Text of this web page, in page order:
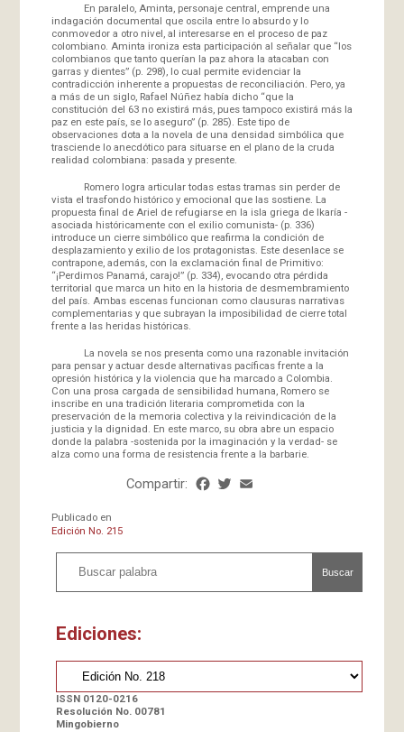
En paralelo, Aminta, personaje central, emprende una
indagación documental que oscila entre lo absurdo y lo
conmovedor a otro nivel, al interesarse en el proceso de paz
colombiano. Aminta ironiza esta participación al señalar que “los
colombianos que tanto querían la paz ahora la atacaban con
garras y dientes” (p. 298), lo cual permite evidenciar la
contradicción inherente a propuestas de reconciliación. Pero, ya
a más de un siglo, Rafael Núñez había dicho “que la
constitución del 63 no existirá más, pues tampoco existirá más la
paz en este país, se lo aseguro” (p. 285). Este tipo de
observaciones dota a la novela de una densidad simbólica que
trasciende lo anecdótico para situarse en el plano de la cruda
realidad colombiana: pasada y presente.
Romero logra articular todas estas tramas sin perder de
vista el trasfondo histórico y emocional que las sostiene. La
propuesta final de Ariel de refugiarse en la isla griega de Ikaría -
asociada históricamente con el exilio comunista- (p. 336)
introduce un cierre simbólico que reafirma la condición de
desplazamiento y exilio de los protagonistas. Este desenlace se
contrapone, además, con la exclamación final de Primitivo:
“¡Perdimos Panamá, carajo!” (p. 334), evocando otra pérdida
territorial que marca un hito en la historia de desmembramiento
del país. Ambas escenas funcionan como clausuras narrativas
complementarias y que subrayan la imposibilidad de cierre total
frente a las heridas históricas.
La novela se nos presenta como una razonable invitación
para pensar y actuar desde alternativas pacíficas frente a la
opresión histórica y la violencia que ha marcado a Colombia.
Con una prosa cargada de sensibilidad humana, Romero se
inscribe en una tradición literaria comprometida con la
preservación de la memoria colectiva y la reivindicación de la
justicia y la dignidad. En este marco, su obra abre un espacio
donde la palabra -sostenida por la imaginación y la verdad- se
alza como una forma de resistencia frente a la barbarie.
Compartir: Facebook
Twitter
Publicado en
Edición No. 215
Buscar
Ediciones:
ISSN 0120-0216
Resolución No. 00781
Mingobierno